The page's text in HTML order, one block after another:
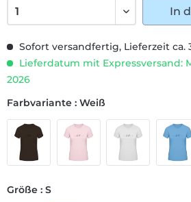
Sofort versandfertig, Lieferzeit ca.
Lieferdatum mit Expressversand:
2026
Farbvariante : Weiß
Größe : S
In